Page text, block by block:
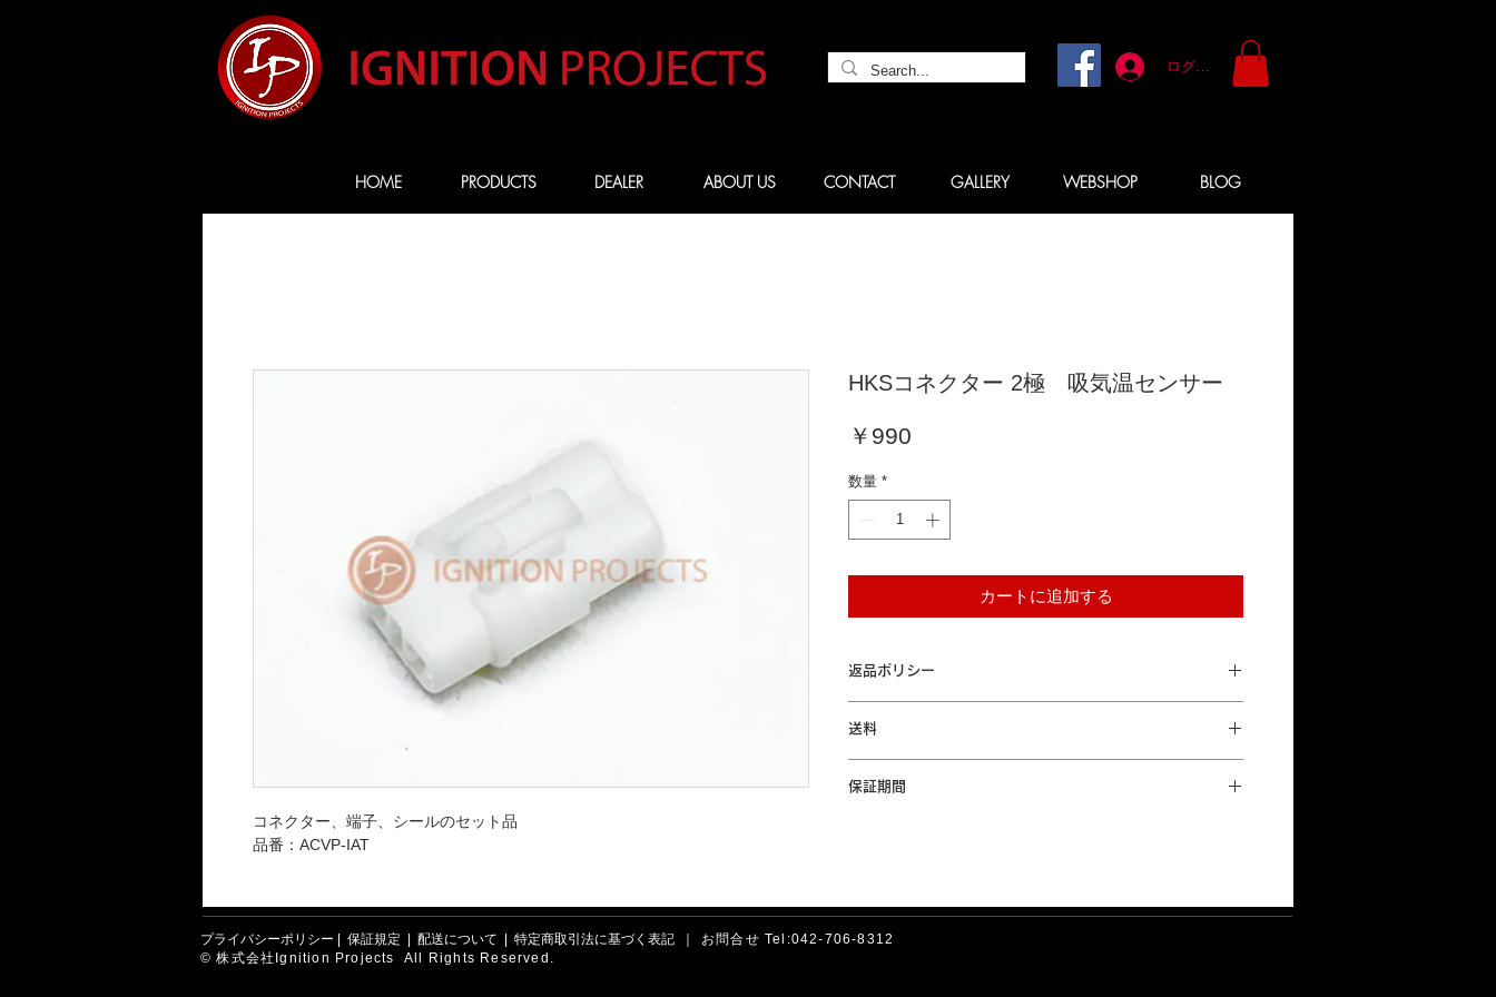
ログイン
HOME PRODUCTS DEALER ABOUT US CONTACT GALLERY WEBSHOP BLOG
コネクター、端子、シールのセット品
品番：ACVP-IAT
HKSコネクター 2極 吸気温センサー
￥990
数量 *
カートに追加する
返品ポリシー
ん。ご了承ください。
送料
保証期間
プライバシーポリシー 保証規定 配送について 特定商取引法に基づく表記 ｜ お問合せ Tel:042-706-8312
© 株式会社Ignition Projects All Rights Reserved.